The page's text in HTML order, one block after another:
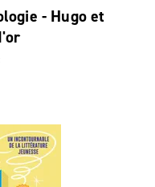
- Hugo et